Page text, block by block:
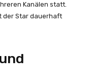
Kanälen statt.
der Star dauerhaft